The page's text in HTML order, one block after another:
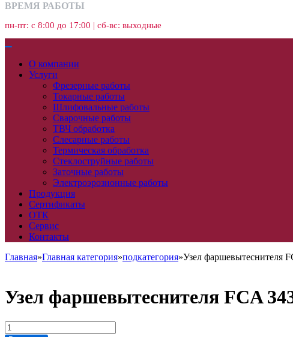
ВРЕМЯ РАБОТЫ
пн-пт: с 8:00 до 17:00 | сб-вс: выходные
О компании
Услуги
Фрезерные работы
Токарные работы
Шлифовальные работы
Сварочные работы
ТВЧ обработка
Слесарные работы
Термическая обработка
Стеклоструйные работы
Заточные работы
Электроэрозионные работы
Продукция
Сертификаты
ОТК
Сервис
Контакты
Главная»Главная категория»подкатегория»Узел фаршевытеснителя
Узел фаршевытеснителя FCA
Количество